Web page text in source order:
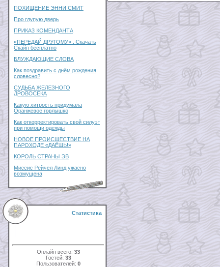
ПОХИЩЕНИЕ ЭННИ СМИТ
Про глупую дверь
ПРИКАЗ КОМЕНДАНТА
«ПЕРЕДАЙ ДРУГОМУ» . Скачать
Скайп бесплатно
БЛУЖДАЮЩИЕ СЛОВА
Как поздравить с днём рождения
словесно?
СУДЬБА ЖЕЛЕЗНОГО
ДРОВОСЕКА
Какую хитрость придумала
Оранжевое горлышко
Как откорректировать свой силуэт
при помощи одежды
НОВОЕ ПРОИСШЕСТВИЕ НА
ПАРОХОДЕ «ДАЁШЬ!»
КОРОЛЬ СТРАНЫ ЭВ
Миссис Рейчел Линд ужасно
возмущена
Статистика
Онлайн всего: 33
Гостей: 33
Пользователей: 0